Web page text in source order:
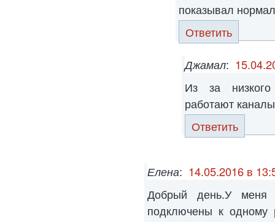
показывал
Ответить
Джамал:
Из за
работают
Ответить
Елена: 14.05.2016 в
Добрый день.У меня
подключены к одному